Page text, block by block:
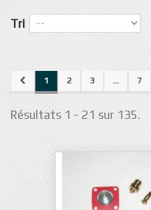
Tri
1 2 3 ... 7
Résultats 1 - 21 sur 135.